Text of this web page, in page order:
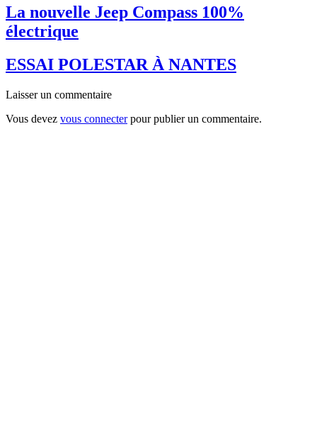
La nouvelle Jeep Compass 100%
électrique
ESSAI POLESTAR À NANTES
Laisser un commentaire
Vous devez vous connecterpour publier un commentaire.